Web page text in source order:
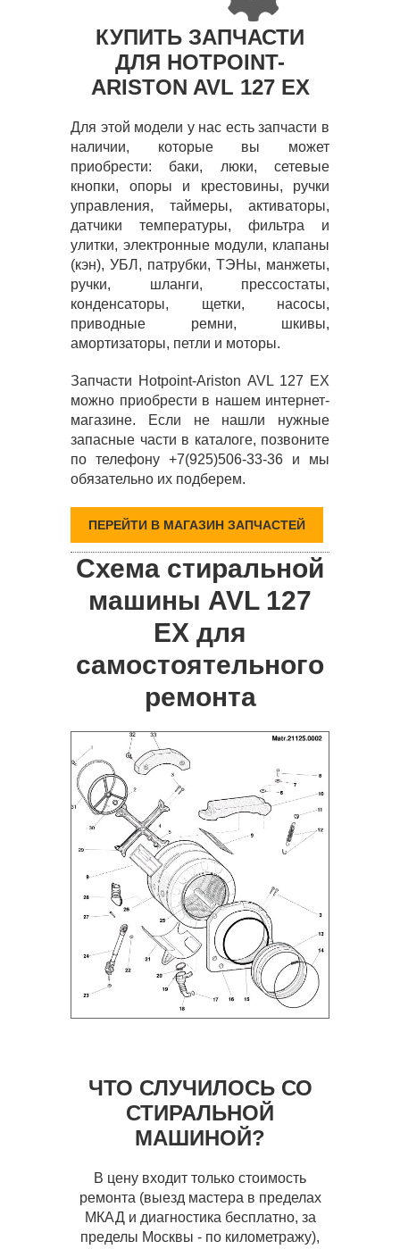
КУПИТЬ ЗАПЧАСТИ
ДЛЯ HOTPOINT-
ARISTON AVL 127 EX
Для этой модели у нас есть запчасти в
наличии, которые вы может
приобрести: баки, люки, сетевые
кнопки, опоры и крестовины, ручки
управления, таймеры, активаторы,
датчики температуры, фильтра и
улитки, электронные модули, клапаны
(кэн), УБЛ, патрубки, ТЭНы, манжеты,
ручки, шланги, прессостаты,
конденсаторы, щетки, насосы,
приводные ремни, шкивы,
амортизаторы, петли и моторы.
Запчасти Hotpoint-Ariston AVL 127 EX
можно приобрести в нашем интернет-
магазине. Если не нашли нужные
запасные части в каталоге, позвоните
по телефону +7(925)506-33-36 и мы
обязательно их подберем.
ПЕРЕЙТИ В МАГАЗИН ЗАПЧАСТЕЙ
Схема стиральной
машины AVL 127
EX для
самостоятельного
ремонта
ЧТО СЛУЧИЛОСЬ СО
СТИРАЛЬНОЙ
МАШИНОЙ?
В цену входит только стоимость
ремонта (выезд мастера в пределах
МКАД и диагностика бесплатно, за
пределы Москвы - по километражу),